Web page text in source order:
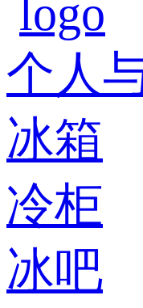
个人
冰箱
冷柜
冰吧